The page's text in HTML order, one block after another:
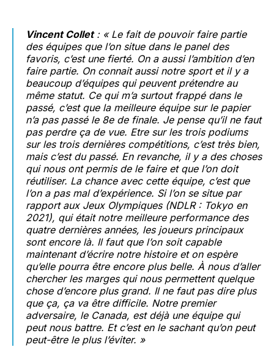
Vincent Collet: « Le fait de pouvoir faire partie
des équipes que l’on situe dans le panel des
favoris, c’est une fierté. On a aussi l’ambition d’en
faire partie. On connait aussi notre sport et il y a
beaucoup d’équipes qui peuvent prétendre au
même statut. Ce qui m’a surtout frappé dans le
passé, c’est que la meilleure équipe sur le papier
n’a pas passé le 8e de finale. Je pense qu’il ne faut
pas perdre ça de vue. Etre sur les trois podiums
sur les trois dernières compétitions, c’est très bien,
mais c’est du passé. En revanche, il y a des choses
qui nous ont permis de le faire et que l’on doit
réutiliser. La chance avec cette équipe, c’est que
l’on a pas mal d’expérience. Si l’on se situe par
rapport aux Jeux Olympiques (NDLR : Tokyo en
2021), qui était notre meilleure performance des
quatre dernières années, les joueurs principaux
sont encore là. Il faut que l’on soit capable
maintenant d’écrire notre histoire et on espère
qu’elle pourra être encore plus belle. À nous d’aller
chercher les marges qui nous permettent quelque
chose d’encore plus grand. Il ne faut pas dire plus
que ça, ça va être difficile. Notre premier
adversaire, le Canada, est déjà une équipe qui
peut nous battre. Et c’est en le sachant qu’on peut
peut-être le plus l’éviter. »